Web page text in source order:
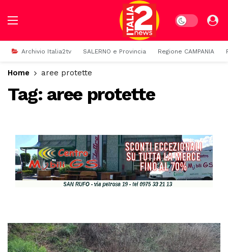
Dark mode
Archivio Italia2tv SALERNO e Provincia Regione CAMPANIA
Home aree protette
Tag: aree protette